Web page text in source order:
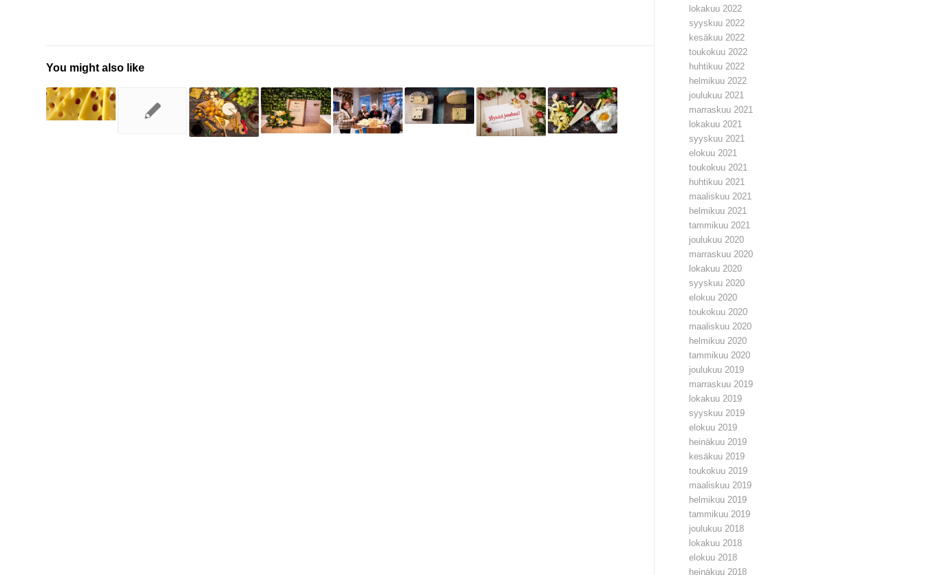
You might also like
lokakuu 2022
syyskuu 2022
kesäkuu 2022
toukokuu 2022
huhtikuu 2022
helmikuu 2022
joulukuu 2021
marraskuu 2021
lokakuu 2021
syyskuu 2021
elokuu 2021
toukokuu 2021
huhtikuu 2021
maaliskuu 2021
helmikuu 2021
tammikuu 2021
joulukuu 2020
marraskuu 2020
lokakuu 2020
syyskuu 2020
elokuu 2020
toukokuu 2020
maaliskuu 2020
helmikuu 2020
tammikuu 2020
joulukuu 2019
marraskuu 2019
lokakuu 2019
syyskuu 2019
elokuu 2019
heinäkuu 2019
kesäkuu 2019
toukokuu 2019
maaliskuu 2019
helmikuu 2019
tammikuu 2019
joulukuu 2018
lokakuu 2018
elokuu 2018
heinäkuu 2018